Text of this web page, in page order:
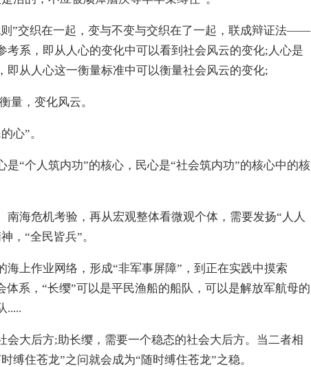
”交织在一起，变与不变与交织在了一起，联成辩证法——
考系，即从人心的变化中可以看到社会风云的变化;人心是
即从人心这一衡量标准中可以衡量社会风云的变化;
，变化风云。
心”。
“个人筑内功”的核心，民心是“社会筑内功”的核心中的核
海危机考验，再从宏观整体看微观个体，需要发扬“人人
，“全民皆兵”。
上作业网络，形成“非军事屏障”，到正在实践中摸索
体系，“长缨”可以是平民渔船的船队，可以是解放军航母的
.....
大后方;助长缨，需要一个稳态的社会大后方。当二者相
缚住苍龙”之问就会成为“随时缚住苍龙”之稳。